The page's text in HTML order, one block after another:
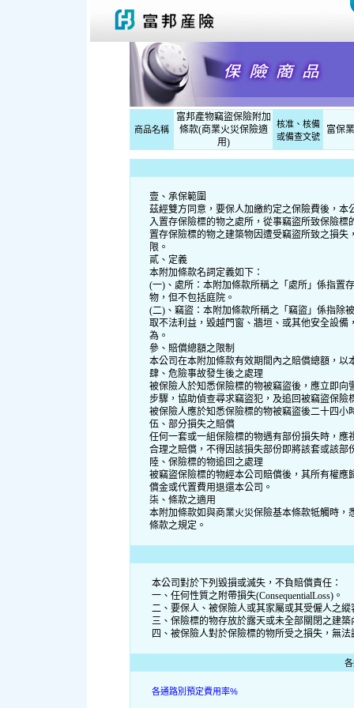
商品名稱
富邦產物竊盜保險附加
條款(商業火災保險適
用)
核准、核備
或備查文號
富保
壹、承保範圍
茲經雙方同意，要保人加繳約定之保險費後，
入置存保險標的物之處所，從事竊盜所致保險
置存保險標的物之建築物因遭受竊盜所致之損
限。
貳、定義
本附加條款名詞定義如下：
(一)、處所：本附加條款所稱之「處所」係指置
物，但不包括庭院。
(二)、竊盜：本附加條款所稱之「竊盜」係指除
取不法利益，毀越門窗、牆垣、或其他安全設
為。
參、賠償總額之限制
本公司在本附加條款有效期間內之賠償總額，
肆、危險事故發生後之處理
被保險人於知悉保險標的物被竊盜後，應立即
步驟，協助偵查尋求竊盜犯，及追回被竊盜保險
被保險人應於知悉保險標的物被竊盜後二十四
伍、部分損失之賠償
任何一套或一組保險標的物遇有部份損失時，
合理之賠償，不得因該損失部份即將該套或該部
陸、保險標的物追回之處理
被竊盜保險標的物經本公司賠償後，其所有權
償金或代置費用退還本公司。
柒、條款之適用
本附加條款如與商業火災保險基本條款牴觸時
條款之規定。
本公司對於下列毀損或滅失，不負賠償責任：
一、任何性質之附帶損失(ConsequentialLoss)。
二、要保人、被保險人或其家屬或其受僱人之
三、保險標的物存放於露天或未全部關閉之建
四、被保險人對於保險標的物所受之損失，無
各通路別預定費用率%